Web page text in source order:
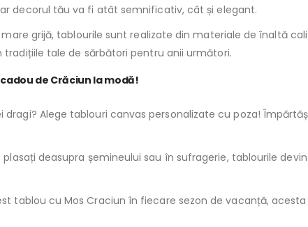
decorul tău va fi atât semnificativ, cât și elegant.
grijă, tablourile sunt realizate din materiale de înaltă
tale de sărbători pentru anii următori.
de Crăciun la modă!
Alege tablouri canvas personalizate cu poza!
deasupra șemineului sau în sufragerie, tablourile
tablou cu Mos Craciun în fiecare sezon de vacanță,